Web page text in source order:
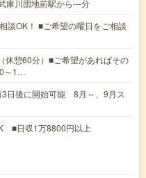
庫川団地前駅から---分
談OK！ ■ご希望の曜日をご相談
休憩60分）■ご希望があればその
～1…
日後に開始可能 8月～、9月ス
■日収1万8800円以上